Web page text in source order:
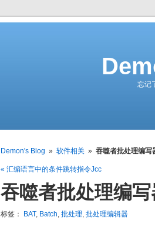
忘记
Demon's Blog » 软件相关 » 吞噬者批处理编写
« 汇编语言中的条件跳转指令Jcc
吞噬者批处理编写
标签： BAT, Batch, 批处理, 批处理编辑器